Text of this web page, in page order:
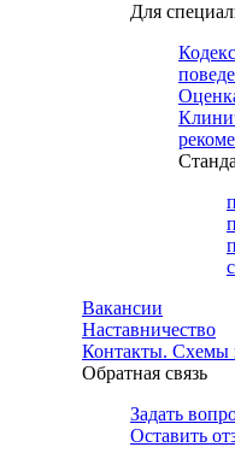
Для
Вакансии
Наставничество
Контакты. Схемы
Обратная связь
Задать
Оставить